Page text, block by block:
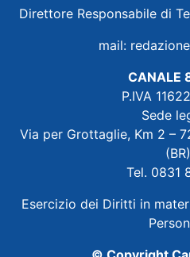
Direttore Responsabile di
mail:
CANALE
P.IVA
Sede
Via per Grottaglie, Km 2 –
(BR)
Tel. 0831
Esercizio dei Diritti in